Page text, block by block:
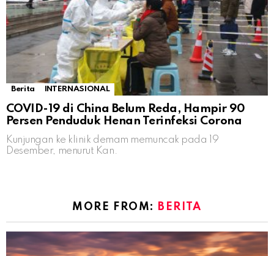
Berita INTERNASIONAL
COVID-19 di China Belum Reda, Hampir 90
Persen Penduduk Henan Terinfeksi Corona
Kunjungan ke klinik demam memuncak pada 19
Desember, menurut Kan.
MORE FROM: BERITA